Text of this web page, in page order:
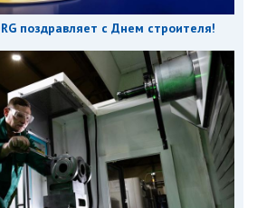
поздравляет с Днем строителя!